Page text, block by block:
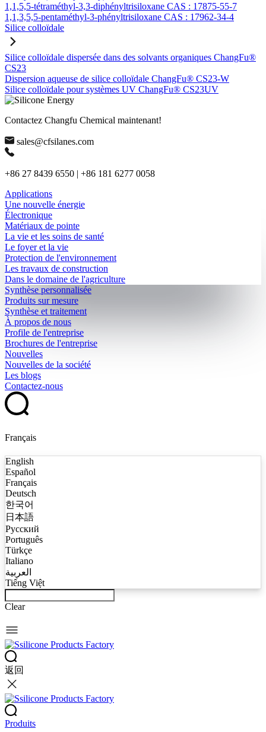
1,1,5,5-tétraméthyl-3,3-diphényltrisiloxane CAS : 17875-55-7
1,1,3,5,5-pentaméthyl-3-phényltrisiloxane CAS : 17962-34-4
Silice colloïdale
Silice colloïdale dispersée dans des solvants organiques ChangFu®
CS23
Dispersion aqueuse de silice colloïdale ChangFu® CS23-W
Silice colloïdale pour systèmes UV ChangFu® CS23UV
Contactez Changfu Chemical maintenant!
sales@cfsilanes.com
+86 27 8439 6550 | +86 181 6277 0058
Applications
Une nouvelle énergie
Électronique
Matériaux de pointe
La vie et les soins de santé
Le foyer et la vie
Protection de l'environnement
Les travaux de construction
Dans le domaine de l'agriculture
Synthèse personnalisée
Produits sur mesure
Synthèse et traitement
À propos de nous
Profile de l'entreprise
Brochures de l'entreprise
Nouvelles
Nouvelles de la société
Les blogs
Contactez-nous
Français
English
Español
Français
Deutsch
한국어
日本語
Русский
Português
Türkçe
Italiano
العربية
Tiếng Việt
Clear
返回
Produits